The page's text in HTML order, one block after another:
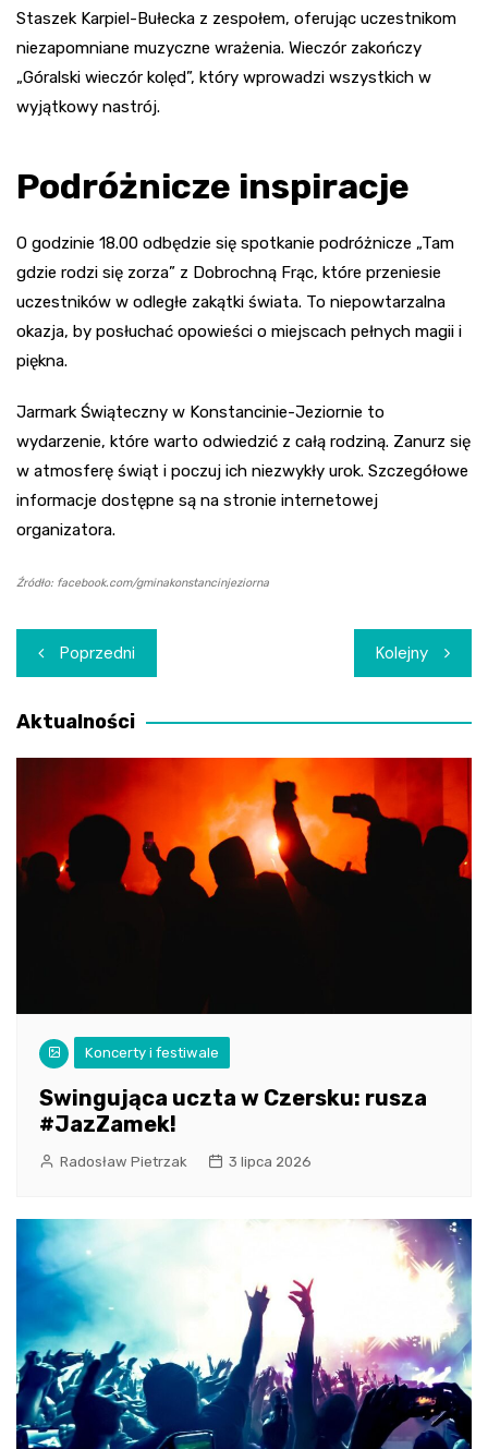
Staszek Karpiel-Bułecka z zespołem, oferując uczestnikom
niezapomniane muzyczne wrażenia. Wieczór zakończy
„Góralski wieczór kolęd”, który wprowadzi wszystkich w
wyjątkowy nastrój.
Podróżnicze inspiracje
O godzinie 18.00 odbędzie się spotkanie podróżnicze „Tam
gdzie rodzi się zorza” z Dobrochną Frąc, które przeniesie
uczestników w odległe zakątki świata. To niepowtarzalna
okazja, by posłuchać opowieści o miejscach pełnych magii i
piękna.
Jarmark Świąteczny w Konstancinie-Jeziornie to
wydarzenie, które warto odwiedzić z całą rodziną. Zanurz się
w atmosferę świąt i poczuj ich niezwykły urok. Szczegółowe
informacje dostępne są na stronie internetowej
organizatora.
Źródło: facebook.com/gminakonstancinjeziorna
Nawigacja
wpisu
Poprzedni Kolejny
Aktualności
Koncerty i festiwale
Swingująca uczta w Czersku: rusza
#JazZamek!
Radosław Pietrzak 3 lipca 2026